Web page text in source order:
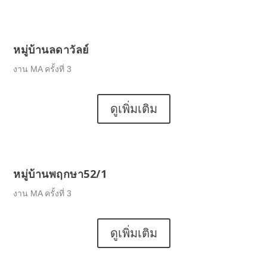
หมู่บ้านลดาวัลย์
งาน MA ครั้งที่ 3
ดูเพิ่มเติม
หมู่บ้านพฤกษา52/1
งาน MA ครั้งที่ 3
ดูเพิ่มเติม